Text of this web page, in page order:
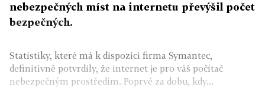
nebezpečných míst na internetu převýšil počet
bezpečných.
Statistiky, které má k dispozici firma Symantec,
definitivně potvrdily, že internet je pro váš počítač
nebezpečným prostředím. Poprvé za dobu, kdy...